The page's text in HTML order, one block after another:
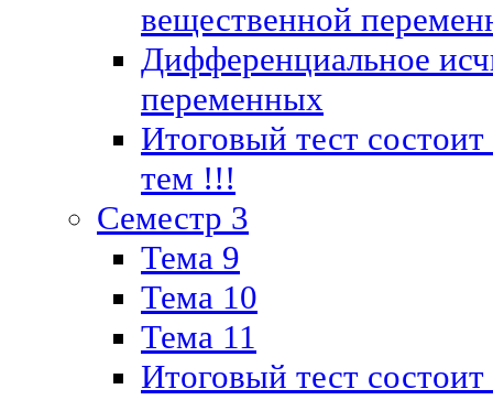
вещественной
Дифференциальное
переменных
Итоговый тест
тем !!!
Семестр 3
Тема 9
Тема 10
Тема 11
Итоговый тест